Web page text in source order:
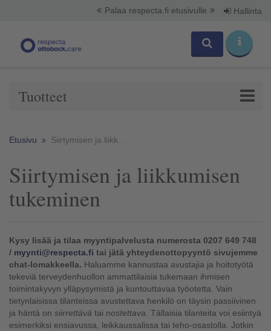
Palaa respecta.fi etusivulle Hallinta
Tuotteet
Etusivu Siirtymisen ja liikkumisen tukeminen
Siirtymisen ja liikkumisen
tukeminen
Kysy lisää ja tilaa myyntipalvelusta numerosta 0207 649 748
/ myynti@respecta.fi tai jätä yhteydenottopyyntö sivujemme
chat-lomakkeella. Haluamme kannustaa avustajia ja hoitotyötä
tekeviä terveydenhuollon ammattilaisia tukemaan ihmisen
toimintakyvyn ylläpysymistä ja kuntouttavaa työotetta. Vain
tietynlaisissa tilanteissa avustettava henkilö on täysin passiivinen
ja häntä on siirrettävä tai nostettava. Tällaisia tilanteita voi esiintyä
esimerkiksi ensiavussa, leikkaussalissa tai teho-osastolla. Jotkin